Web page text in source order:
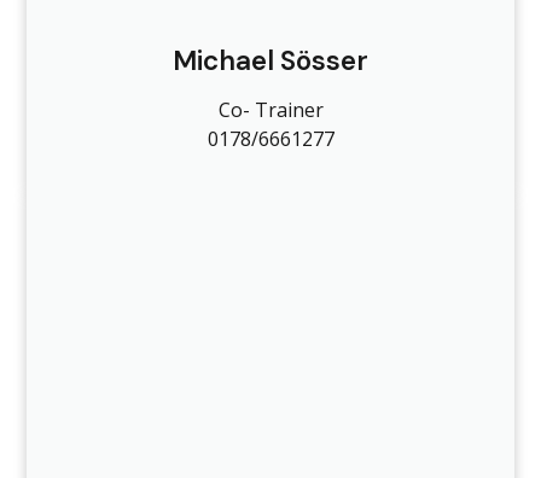
Michael Sösser
Co- Trainer
0178/6661277